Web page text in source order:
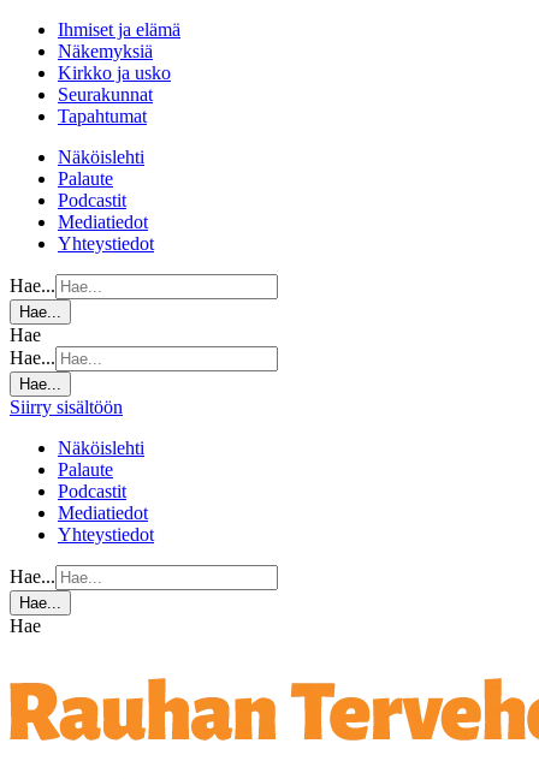
Ihmiset ja elämä
Näkemyksiä
Kirkko ja usko
Seurakunnat
Tapahtumat
Näköislehti
Palaute
Podcastit
Mediatiedot
Yhteystiedot
Hae...
Hae...
Hae
Hae...
Hae...
Siirry sisältöön
Näköislehti
Palaute
Podcastit
Mediatiedot
Yhteystiedot
Hae...
Hae...
Hae